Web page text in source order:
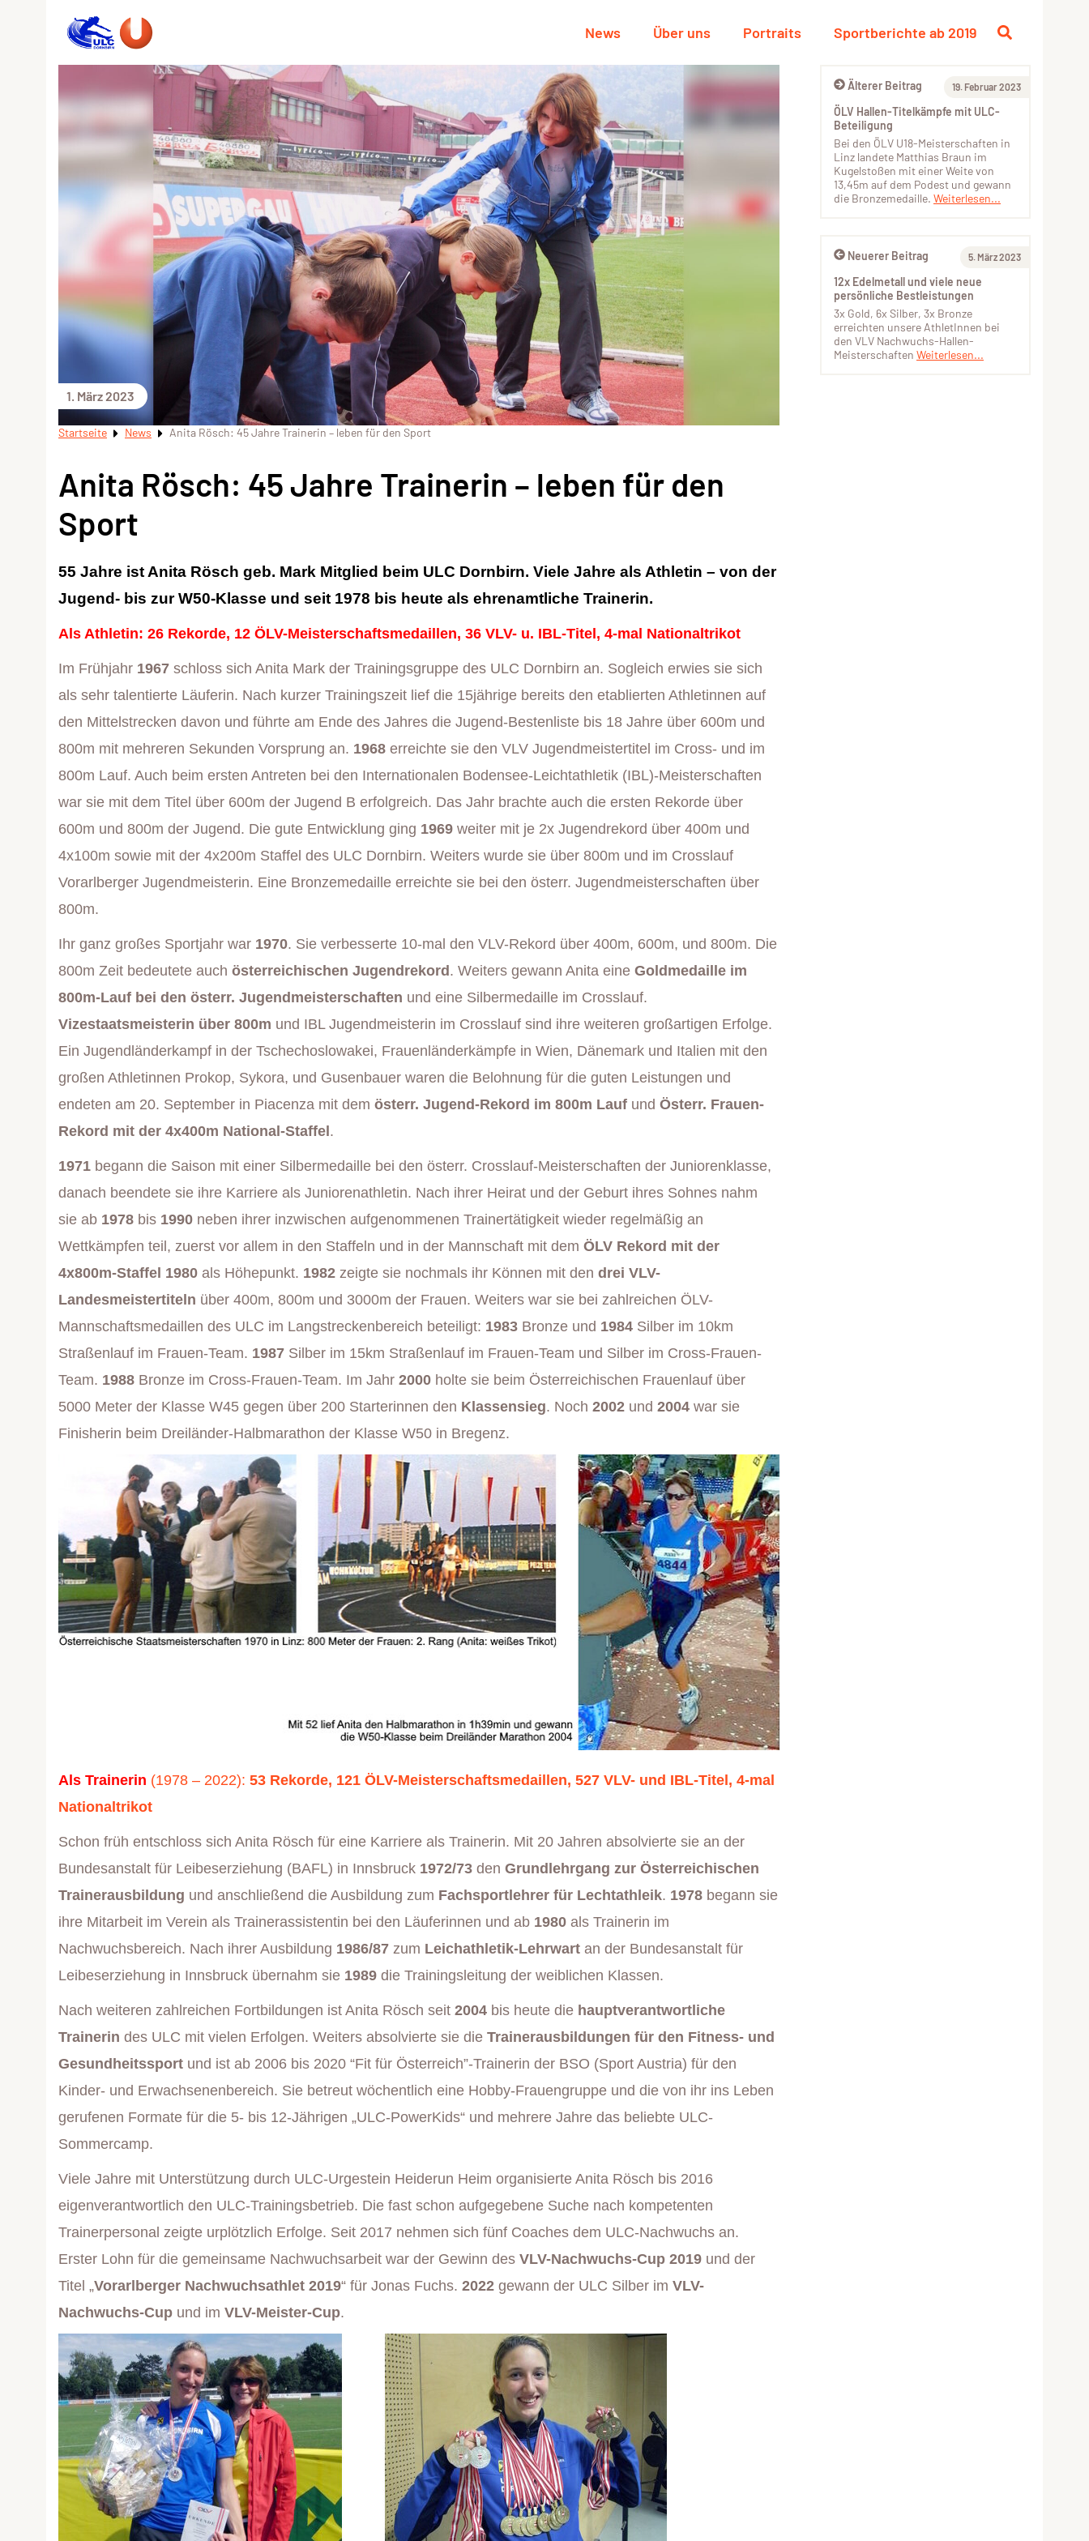
News Über uns Portraits Sportberichte ab 2019
1. März 2023
Startseite News Anita Rösch: 45 Jahre Trainerin – leben für den Sport
Anita Rösch: 45 Jahre Trainerin – leben für den
Sport
55 Jahre ist Anita Rösch geb. Mark Mitglied beim ULC Dornbirn. Viele Jahre als Athletin – von der
Jugend- bis zur W50-Klasse und seit 1978 bis heute als ehrenamtliche Trainerin.
Als Athletin: 26 Rekorde, 12 ÖLV-Meisterschaftsmedaillen, 36 VLV- u. IBL-Titel, 4-mal Nationaltrikot
Im Frühjahr 1967 schloss sich Anita Mark der Trainingsgruppe des ULC Dornbirn an. Sogleich erwies sie sich
als sehr talentierte Läuferin. Nach kurzer Trainingszeit lief die 15jährige bereits den etablierten Athletinnen auf
den Mittelstrecken davon und führte am Ende des Jahres die Jugend-Bestenliste bis 18 Jahre über 600m und
800m mit mehreren Sekunden Vorsprung an. 1968 erreichte sie den VLV Jugendmeistertitel im Cross- und im
800m Lauf. Auch beim ersten Antreten bei den Internationalen Bodensee-Leichtathletik (IBL)-Meisterschaften
war sie mit dem Titel über 600m der Jugend B erfolgreich. Das Jahr brachte auch die ersten Rekorde über
600m und 800m der Jugend. Die gute Entwicklung ging 1969 weiter mit je 2x Jugendrekord über 400m und
4x100m sowie mit der 4x200m Staffel des ULC Dornbirn. Weiters wurde sie über 800m und im Crosslauf
Vorarlberger Jugendmeisterin. Eine Bronzemedaille erreichte sie bei den österr. Jugendmeisterschaften über
800m.
Ihr ganz großes Sportjahr war 1970. Sie verbesserte 10-mal den VLV-Rekord über 400m, 600m, und 800m. Die
800m Zeit bedeutete auch österreichischen Jugendrekord . Weiters gewann Anita eine Goldmedaille im
800m-Lauf bei den österr. Jugendmeisterschaften und eine Silbermedaille im Crosslauf.
Vizestaatsmeisterin über 800m und IBL Jugendmeisterin im Crosslauf sind ihre weiteren großartigen Erfolge.
Ein Jugendländerkampf in der Tschechoslowakei, Frauenländerkämpfe in Wien, Dänemark und Italien mit den
großen Athletinnen Prokop, Sykora, und Gusenbauer waren die Belohnung für die guten Leistungen und
endeten am 20. September in Piacenza mit dem österr. Jugend-Rekord im 800m Lauf und Österr. Frauen-
Rekord mit der 4x400m National-Staffel .
1971 begann die Saison mit einer Silbermedaille bei den österr. Crosslauf-Meisterschaften der Juniorenklasse,
danach beendete sie ihre Karriere als Juniorenathletin. Nach ihrer Heirat und der Geburt ihres Sohnes nahm
sie ab 1978 bis 1990 neben ihrer inzwischen aufgenommenen Trainertätigkeit wieder regelmäßig an
Wettkämpfen teil, zuerst vor allem in den Staffeln und in der Mannschaft mit dem ÖLV Rekord mit der
4x800m-Staffel 1980 als Höhepunkt. 1982 zeigte sie nochmals ihr Können mit den drei VLV-
Landesmeistertiteln über 400m, 800m und 3000m der Frauen. Weiters war sie bei zahlreichen ÖLV-
Mannschaftsmedaillen des ULC im Langstreckenbereich beteiligt: 1983 Bronze und 1984 Silber im 10km
Straßenlauf im Frauen-Team. 1987 Silber im 15km Straßenlauf im Frauen-Team und Silber im Cross-Frauen-
Team. 1988 Bronze im Cross-Frauen-Team. Im Jahr 2000 holte sie beim Österreichischen Frauenlauf über
5000 Meter der Klasse W45 gegen über 200 Starterinnen den Klassensieg. Noch 2002 und 2004 war sie
Finisherin beim Dreiländer-Halbmarathon der Klasse W50 in Bregenz.
Als Trainerin (1978 – 2022): 53 Rekorde, 121 ÖLV-Meisterschaftsmedaillen, 527 VLV- und IBL-Titel, 4-mal
Nationaltrikot
Schon früh entschloss sich Anita Rösch für eine Karriere als Trainerin. Mit 20 Jahren absolvierte sie an der
Bundesanstalt für Leibeserziehung (BAFL) in Innsbruck 1972/73 den Grundlehrgang zur Österreichischen
Trainerausbildung und anschließend die Ausbildung zum Fachsportlehrer für Lechtathleik. 1978 begann sie
ihre Mitarbeit im Verein als Trainerassistentin bei den Läuferinnen und ab 1980 als Trainerin im
Nachwuchsbereich. Nach ihrer Ausbildung 1986/87 zum Leichathletik-Lehrwart an der Bundesanstalt für
Leibeserziehung in Innsbruck übernahm sie 1989 die Trainingsleitung der weiblichen Klassen.
Nach weiteren zahlreichen Fortbildungen ist Anita Rösch seit 2004 bis heute die hauptverantwortliche
Trainerin des ULC mit vielen Erfolgen. Weiters absolvierte sie die Trainerausbildungen für den Fitness- und
Gesundheitssport und ist ab 2006 bis 2020 “Fit für Österreich”-Trainerin der BSO (Sport Austria) für den
Kinder- und Erwachsenenbereich. Sie betreut wöchentlich eine Hobby-Frauengruppe und die von ihr ins Leben
gerufenen Formate für die 5- bis 12-Jährigen „ULC-PowerKids“ und mehrere Jahre das beliebte ULC-
Sommercamp.
Viele Jahre mit Unterstützung durch ULC-Urgestein Heiderun Heim organisierte Anita Rösch bis 2016
eigenverantwortlich den ULC-Trainingsbetrieb. Die fast schon aufgegebene Suche nach kompetenten
Trainerpersonal zeigte urplötzlich Erfolge. Seit 2017 nehmen sich fünf Coaches dem ULC-Nachwuchs an.
Erster Lohn für die gemeinsame Nachwuchsarbeit war der Gewinn des VLV-Nachwuchs-Cup 2019 und der
Titel „Vorarlberger Nachwuchsathlet 2019“ für Jonas Fuchs. 2022 gewann der ULC Silber im VLV-
Nachwuchs-Cup und im VLV-Meister-Cup.
Älterer Beitrag 19. Februar 2023
ÖLV Hallen-Titelkämpfe mit ULC-
Beteiligung
Bei den ÖLV U18-Meisterschaften in
Linz landete Matthias Braun im
Kugelstoßen mit einer Weite von
13,45m auf dem Podest und gewann
die Bronzemedaille. Weiterlesen...
Neuerer Beitrag 5. März 2023
12x Edelmetall und viele neue
persönliche Bestleistungen
3x Gold, 6x Silber, 3x Bronze
erreichten unsere AthletInnen bei
den VLV Nachwuchs-Hallen-
Meisterschaften Weiterlesen...